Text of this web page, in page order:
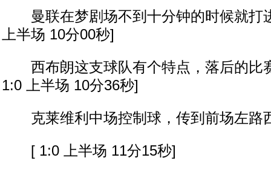
曼联在梦剧场不到十分钟的时候就打
上半场 10分00秒]
西布朗这支球队有个特点，落后的比
1:0 上半场 10分36秒]
克莱维利中场控制球，传到前场左路
[ 1:0 上半场 11分15秒]